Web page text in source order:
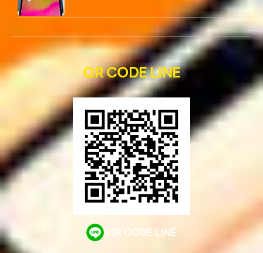
QR CODE LINE
QR CODE LINE